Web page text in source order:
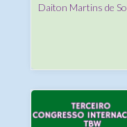
Daiton Martins de